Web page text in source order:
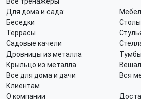
Для дома и сада:
Беседки
Террасы
Садовые качели
Дровницы из металла
Крыльцо из металла
Все для дома и дачи
Вся
Клиентам
О компании